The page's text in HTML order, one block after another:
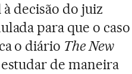
decisão do juiz
para que o caso
o diário The New
de maneira